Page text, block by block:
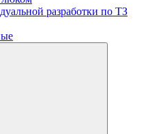
разработки по ТЗ